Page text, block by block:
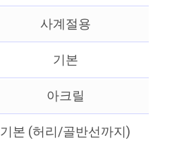
사계절용
기본
아크릴
기본 (허리/골반선까지)